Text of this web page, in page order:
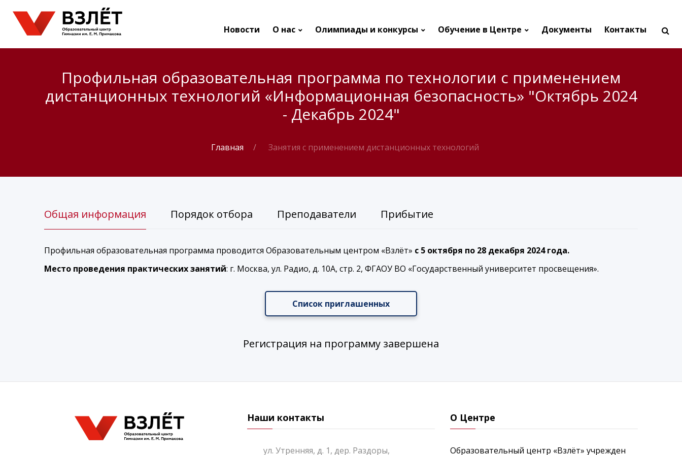
Новости О нас Олимпиады и конкурсы Обучение в Центре Документы Контакты
Профильная образовательная программа по технологии с применением
дистанционных технологий «Информационная безопасность» "Октябрь 2024
- Декабрь 2024"
Главная Занятия с применением дистанционных технологий
Общая информация Порядок отбора Преподаватели Прибытие
Профильная образовательная программа проводится Образовательным центром «Взлёт» с 5 октября по 28 декабря 2024 года.
Место проведения практических занятий: г. Москва, ул. Радио, д. 10А, стр. 2, ФГАОУ ВО «Государственный университет просвещения».
Список приглашенных
Регистрация на программу завершена
Наши контакты
ул. Утренняя, д. 1, дер. Раздоры,
О Центре
Образовательный центр «Взлёт» учрежден